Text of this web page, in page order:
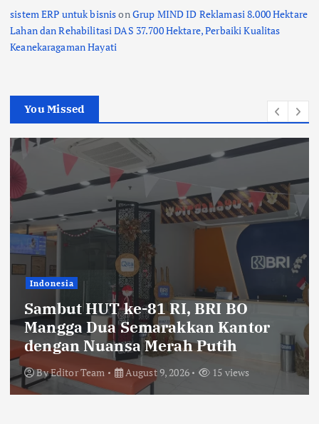
sistem ERP untuk bisnisonGrup MIND ID Reklamasi 8.000 Hektare
Lahan dan Rehabilitasi DAS 37.700 Hektare, Perbaiki Kualitas
Keanekaragaman Hayati
You Missed
Indonesia
Sambut HUT ke-81 RI, BRI BO
Mangga Dua Semarakkan Kantor
dengan Nuansa Merah Putih
ByEditor Team August 9, 2026 15 views